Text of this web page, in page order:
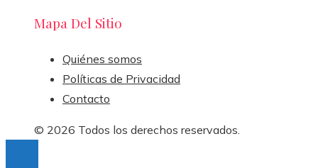
Mapa Del Sitio
Quiénes somos
Políticas de Privacidad
Contacto
© 2026 Todos los derechos reservados.